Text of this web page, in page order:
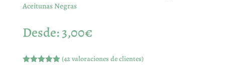
Aceitunas Negras
Desde:3,00€
(42valoraciones de clientes)